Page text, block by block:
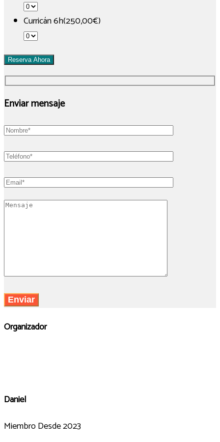
Curricán 6h(250,00€)
Reserva Ahora
Enviar mensaje
Organizador
Daniel
Miembro Desde 2023